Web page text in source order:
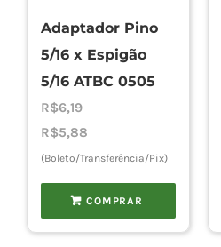
Adaptador Pino
5/16 x Espigão
5/16 ATBC 0505
R$6,19
R$5,88
(Boleto/Transferência/Pix)
COMPRAR